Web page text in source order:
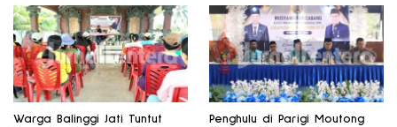
Warga Balinggi Jati Tuntut
Penghulu di Parigi Moutong